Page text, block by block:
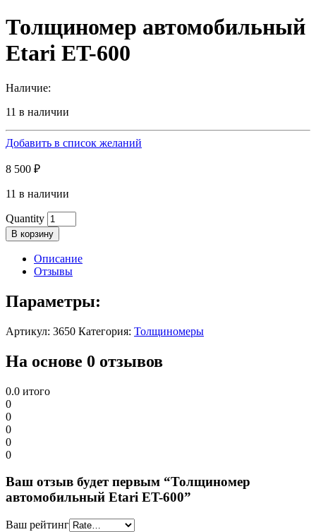
Толщиномер автомобильный
Etari ET-600
Наличие:
11 в наличии
Добавить в список желаний
8 500 ₽
11 в наличии
Quantity
В корзину
Описание
Отзывы
Параметры:
Артикул: 3650 Категория: Толщиномеры
На основе 0 отзывов
0.0 итого
0
0
0
0
0
Ваш отзыв будет первым “Толщиномер
автомобильный Etari ET-600”
Ваш рейтинг